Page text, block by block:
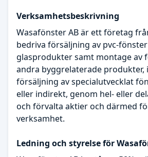
Verksamhetsbeskrivning
Wasafönster AB är ett företag
bedriva försäljning av pvc-
glasprodukter samt montage av
andra byggrelaterade produkter,
försäljning av specialutvecklat
eller indirekt, genom hel- eller
och förvalta aktier och därmed
verksamhet.
Ledning och styrelse för